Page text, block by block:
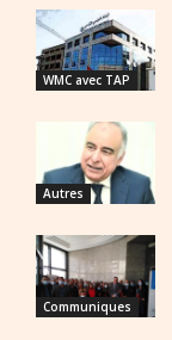
WMC avec TAP
Autres
Communiques